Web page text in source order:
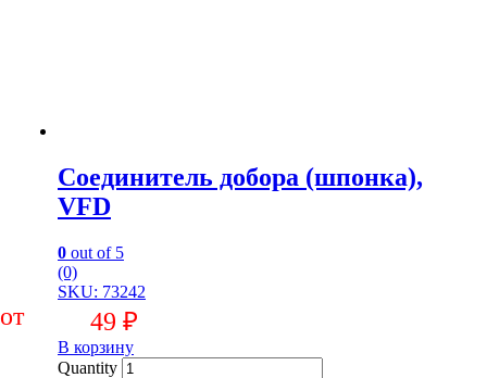
Соединитель добора (шпонка),
VFD
0 out of 5
(0)
SKU: 73242
49 ₽
В корзину
Quantity